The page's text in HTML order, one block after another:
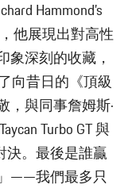
Hammond’s
他展現出對高性
象深刻的收藏，
向昔日的《頂級
，與同事詹姆斯·
Turbo GT 與
決。最後是誰贏
——我們最多只